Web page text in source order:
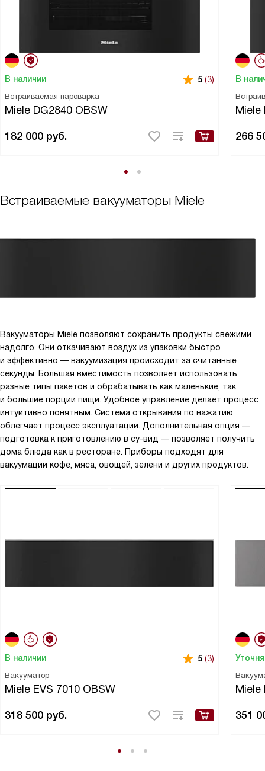
В наличии 5 (3)
Встраиваемая пароварка
Miele DG2840 OBSW
182 000 руб.
В
Miele
266
Встраиваемые вакууматоры Miele
Вакууматоры Miele позволяют сохранить продукты свежими
надолго. Они откачивают воздух из упаковки быстро
и эффективно — вакуумизация происходит за считанные
секунды. Большая вместимость позволяет использовать
разные типы пакетов и обрабатывать как маленькие, так
и большие порции пищи. Удобное управление делает процесс
интуитивно понятным. Система открывания по нажатию
облегчает процесс эксплуатации. Дополнительная опция —
подготовка к приготовлению в су-вид — позволяет получить
дома блюда как в ресторане. Приборы подходят для
вакуумации кофе, мяса, овощей, зелени и других продуктов.
В наличии 5 (3)
Вакууматор
Miele EVS 7010 OBSW
318 500 руб.
Miele
351